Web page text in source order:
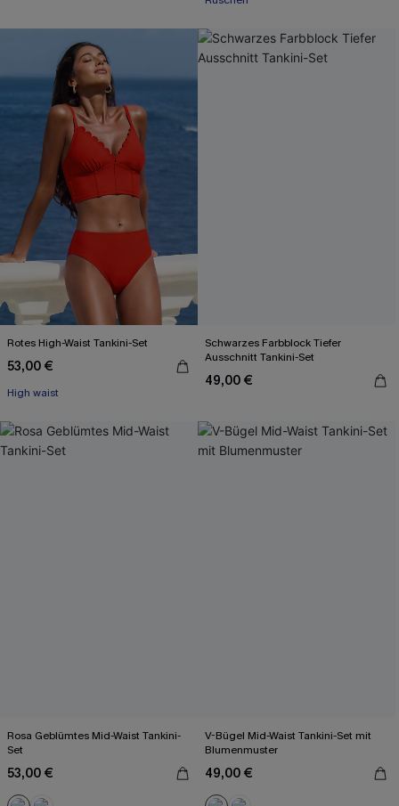
Rotes High-Waist Tankini-Set
53,00 €
High waist
Schwarzes Farbblock Tiefer
Ausschnitt Tankini-Set
49,00 €
Rosa Geblümtes Mid-Waist Tankini-
Set
53,00 €
V-Bügel Mid-Waist Tankini-Set mit
Blumenmuster
49,00 €